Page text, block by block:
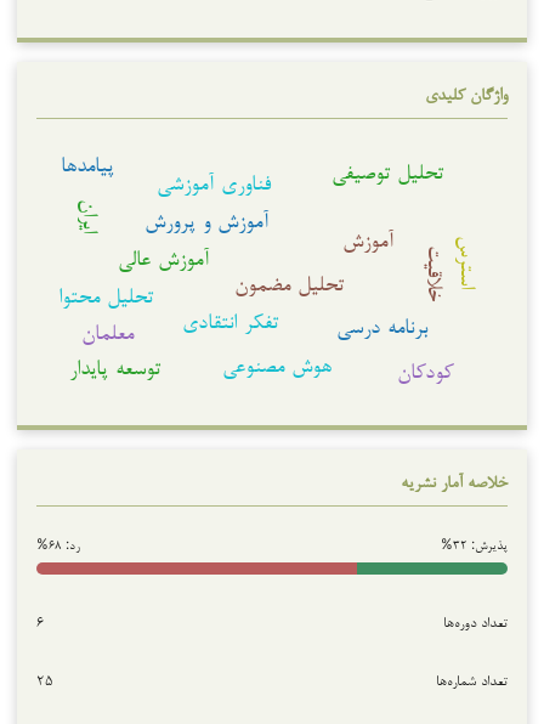
واژگان کلیدی
تحلیل مضمون
تفکر انتقادی
آموزش
آموزش عالی
برنامه درسی
هوش مصنوعی
آموزش و پرورش
فناوری آموزشی تحلیل توصیفی
تحلیل محتوا
توسعه پایدار
خلاقیت
معلمان
ایران
پیامدها
کودکان
استرس
خلاصه آمار نشریه
پذیرش: ۳۲% رد: ۶۸%
تعداد دوره‌ها ۶
تعداد شماره‌ها ۲۵